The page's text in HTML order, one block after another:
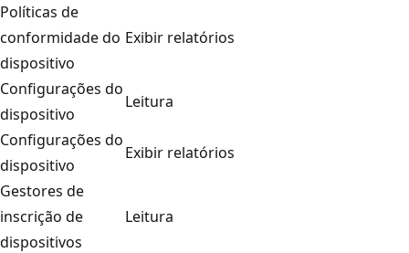
Políticas de
conformidade do
dispositivo
Exibir relatórios
Configurações do
dispositivo
Leitura
Configurações do
dispositivo
Exibir relatórios
Gestores de
inscrição de
dispositivos
Leitura